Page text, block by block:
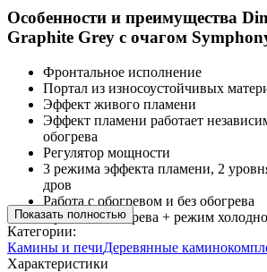
Особенности и преимущества
Graphite Grey с очагом
Фронтальное исполнение
Портал из износоустойчивых
Эффект живого пламени
Эффект пламени работает
обогрева
Регулятор мощности
3 режима эффекта пламени, 2
дров
Работа с обогревом и без обогрева
2 режима обогрева + режим
Показать полностью
Категории:
Камины и печиДеревянные
Характеристики